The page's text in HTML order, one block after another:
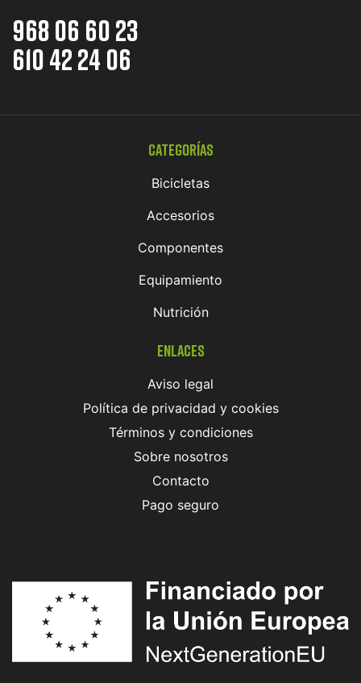
968 06 60 23
610 42 24 06
Categorías
Bicicletas
Accesorios
Componentes
Equipamiento
Nutrición
Enlaces
Aviso legal
Política de privacidad y cookies
Términos y condiciones
Sobre nosotros
Contacto
Pago seguro